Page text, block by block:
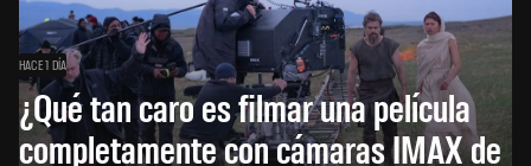
HACE 1 DÍA
¿Qué tan caro es filmar una película
completamente con cámaras IMAX de